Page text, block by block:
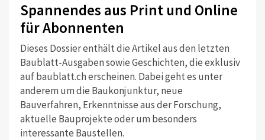
Spannendes aus Print und Online
für Abonnenten
Dieses Dossier enthält die Artikel aus den letzten
Baublatt-Ausgaben sowie Geschichten, die exklusiv
auf baublatt.ch erscheinen. Dabei geht es unter
anderem um die Baukonjunktur, neue
Bauverfahren, Erkenntnisse aus der Forschung,
aktuelle Bauprojekte oder um besonders
interessante Baustellen.